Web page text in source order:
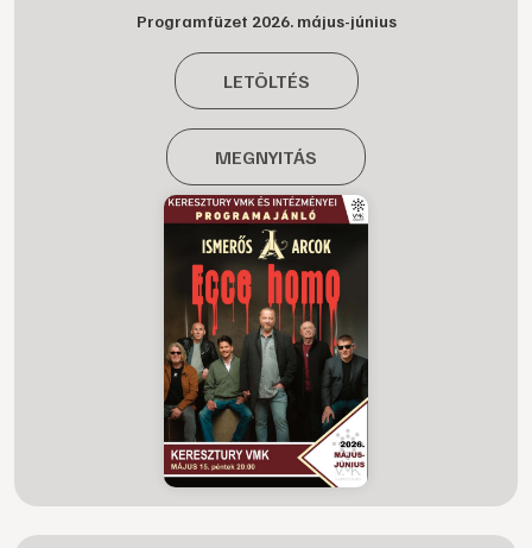
Programfüzet 2026. május-június
LETÖLTÉS
MEGNYITÁS